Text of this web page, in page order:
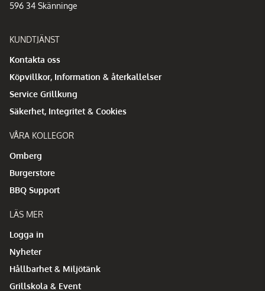
596 34 Skänninge
KUNDTJÄNST
Kontakta oss
Köpvillkor, Information & återkallelser
Service Grillkung
Säkerhet, Integritet & Cookies
VÅRA KOLLEGOR
Omberg
Burgerstore
BBQ Support
LÄS MER
Logga in
Nyheter
Hållbarhet & Miljötänk
Grillskola & Event